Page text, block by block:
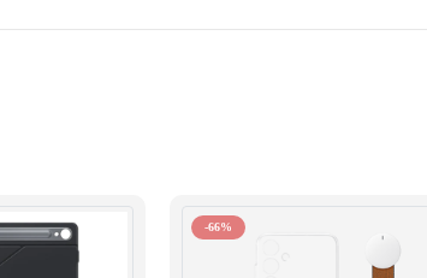
-66%